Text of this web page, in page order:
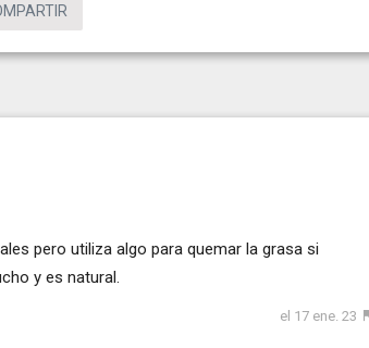
pero utiliza algo para quemar la grasa si
y es natural.
el 17 ene. 23